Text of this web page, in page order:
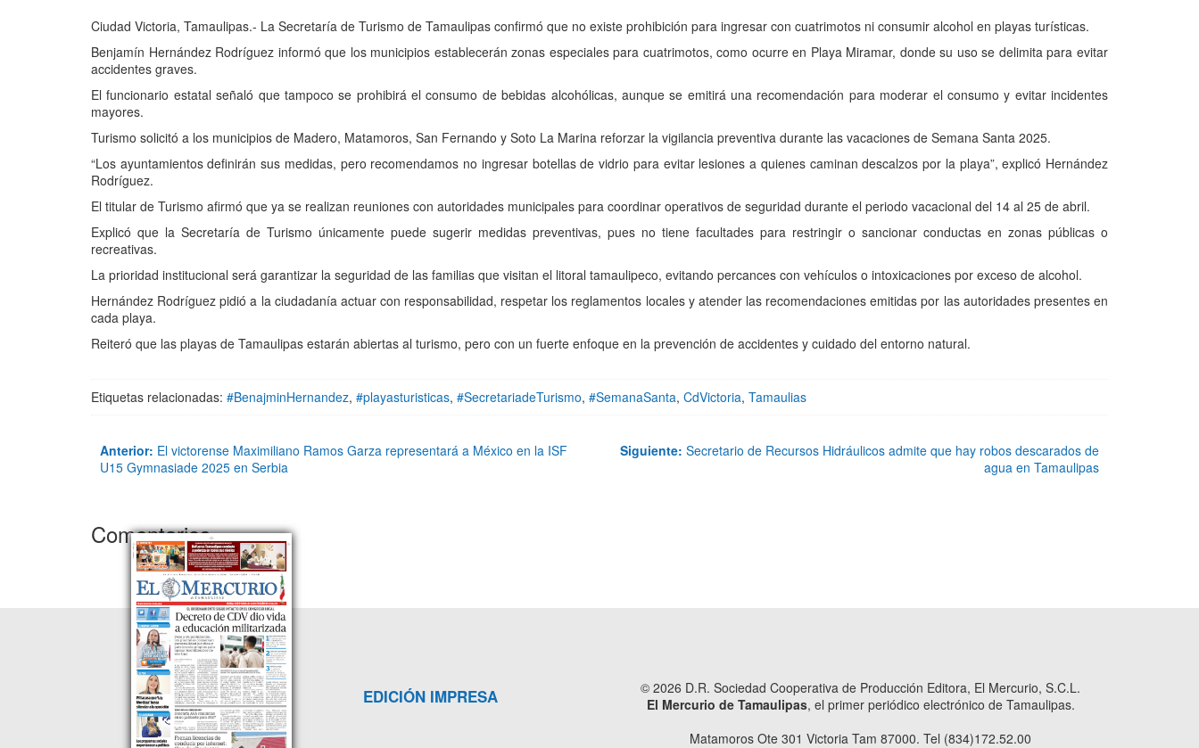
Ciudad Victoria, Tamaulipas.- La Secretaría de Turismo de Tamaulipas confirmó que no existe prohibición para ingresar con cuatrimotos ni consumir alcohol en playas turísticas.
Benjamín Hernández Rodríguez informó que los municipios establecerán zonas especiales para cuatrimotos, como ocurre en Playa Miramar, donde su uso se delimita para evitar
accidentes graves.
El funcionario estatal señaló que tampoco se prohibirá el consumo de bebidas alcohólicas, aunque se emitirá una recomendación para moderar el consumo y evitar incidentes
mayores.
Turismo solicitó a los municipios de Madero, Matamoros, San Fernando y Soto La Marina reforzar la vigilancia preventiva durante las vacaciones de Semana Santa 2025.
“Los ayuntamientos definirán sus medidas, pero recomendamos no ingresar botellas de vidrio para evitar lesiones a quienes caminan descalzos por la playa”, explicó Hernández
Rodríguez.
El titular de Turismo afirmó que ya se realizan reuniones con autoridades municipales para coordinar operativos de seguridad durante el periodo vacacional del 14 al 25 de abril.
Explicó que la Secretaría de Turismo únicamente puede sugerir medidas preventivas, pues no tiene facultades para restringir o sancionar conductas en zonas públicas o
recreativas.
La prioridad institucional será garantizar la seguridad de las familias que visitan el litoral tamaulipeco, evitando percances con vehículos o intoxicaciones por exceso de alcohol.
Hernández Rodríguez pidió a la ciudadanía actuar con responsabilidad, respetar los reglamentos locales y atender las recomendaciones emitidas por las autoridades presentes en
cada playa.
Reiteró que las playas de Tamaulipas estarán abiertas al turismo, pero con un fuerte enfoque en la prevención de accidentes y cuidado del entorno natural.
Etiquetas relacionadas: #BenajminHernandez, #playasturisticas, #SecretariadeTurismo, #SemanaSanta, CdVictoria, Tamaulias
Anterior: El victorense Maximiliano Ramos Garza representará a México en la ISF
U15 Gymnasiade 2025 en Serbia
Siguiente: Secretario de Recursos Hidráulicos admite que hay robos descarados de
agua en Tamaulipas
Comentarios
EDICIÓN IMPRESA
© 2026 D.R. Sociedad Cooperativa de Producción Editora, El Mercurio, S.C.L.
El Mercurio de Tamaulipas, el primer periódico electrónico de Tamaulipas.
Matamoros Ote 301 Victoria Tam 87000. Tel (834)172.52.00